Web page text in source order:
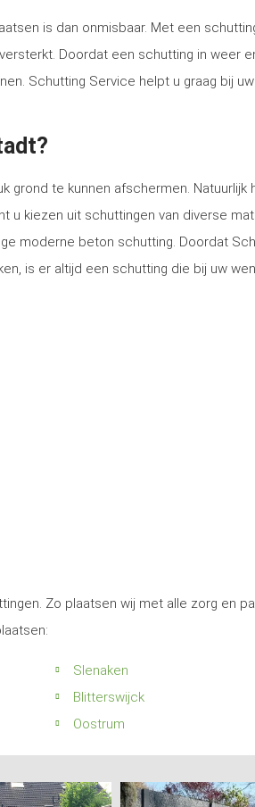
is dan onmisbaar. Met een
Doordat een schutting in weer
Schutting Service helpt u graag bij
grond te kunnen afschermen. Natuurlijk
u kiezen uit schuttingen van diverse
moderne beton schutting. Doordat
is er altijd een schutting die bij uw
Zo plaatsen wij met alle zorg en
Slenaken
Blitterswijck
Oostrum